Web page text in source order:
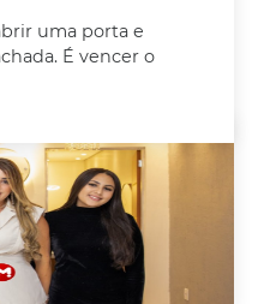
uma porta e
É vencer o